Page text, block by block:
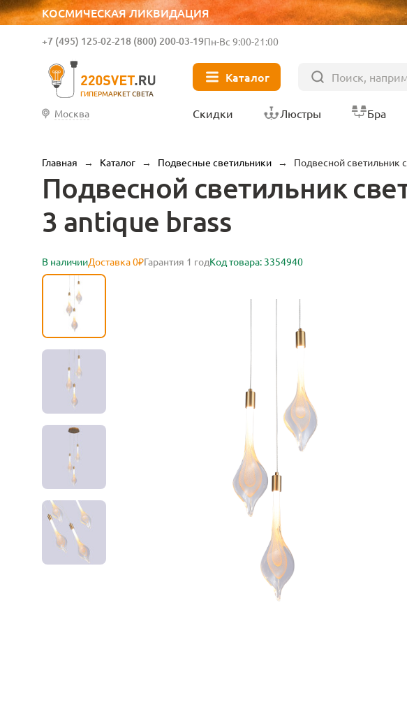
КОСМИЧЕСКАЯ ЛИКВИДАЦИЯ
ГИПЕРМАРКЕТ СВЕТА
+7 (495) 125-02-218 (800) 200-03-19Пн-Вс 9:00-21:00
Каталог
Москва Скидки Люстры Бра
Главная → Каталог → Подвесные светильники → Подвесной светильник
Подвесной светильник
3 antique brass
В наличииДоставка 0₽Гарантия 1 годКод товара: 3354940